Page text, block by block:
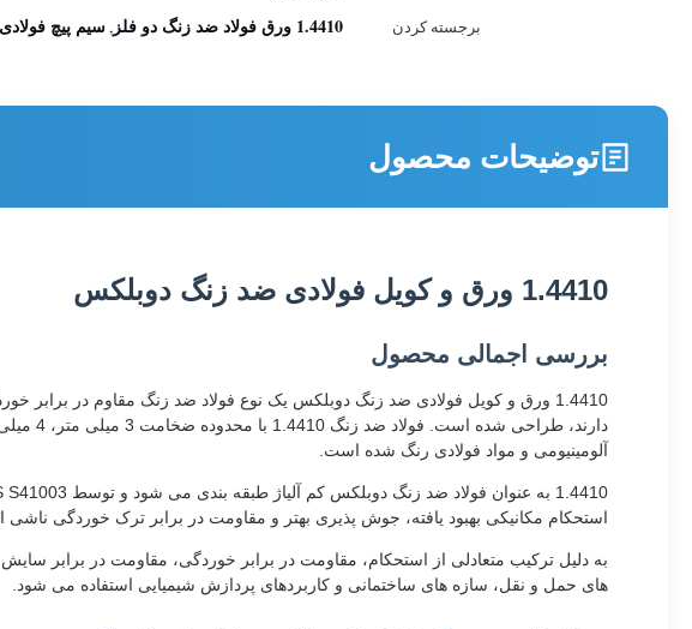
برجسته کردن 1.4410 ورق فولاد ضد زنگ دو فلز ,سیم پیچ
توضیحات محصول
1.4410 ورق و کویل فولادی ضد زنگ دوبلکس
بررسی اجمالی محصول
1.4410 ورق و کویل فولادی ضد زنگ دوبلکس یک نوع فولاد ضد زنگ مقاوم در
آلومینیومی و مواد فولادی رنگ شده است.
استحکام مکانیکی بهبود یافته، جوش پذیری بهتر و مقاومت در برابر ترک خوردگی ناشی
های حمل و نقل، سازه های ساختمانی و کاربردهای پردازش شیمیایی استفاده می شود.